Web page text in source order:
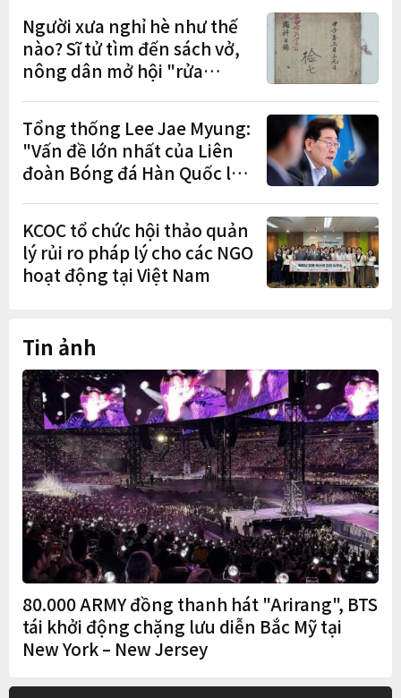
đơn đặt trước
Người xưa nghỉ hè như thế
nào? Sĩ tử tìm đến sách vở,
nông dân mở hội "rửa
Tổng thống Lee Jae Myung:
"Vấn đề lớn nhất của Liên
đoàn Bóng đá Hàn Quốc là
trạng nắm quyền quá lâu"
KCOC tổ chức hội thảo quản
lý rủi ro pháp lý cho các NGO
hoạt động tại Việt Nam
Tin ảnh
80.000 ARMY đồng thanh hát "Arirang", BTS
tái khởi động chặng lưu diễn Bắc Mỹ tại
New York – New Jersey